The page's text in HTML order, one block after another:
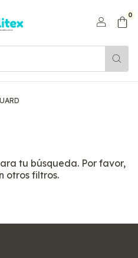
0
tu búsqueda. Por favor,
otros filtros.